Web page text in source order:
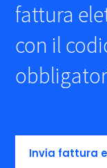
fattura
con il
Invia fattura